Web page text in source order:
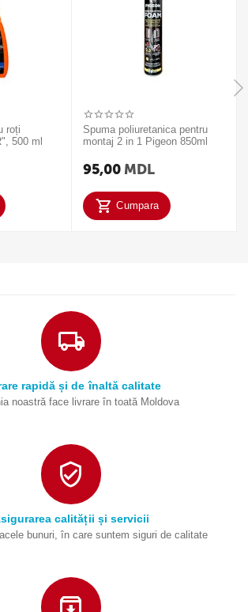
roți
500 ml
Spuma poliuretanica pentru
montaj 2 in 1 Pigeon 850ml
95,00 MDL
Cumpara
rapidă și de înaltă calitate
noastră face livrare în toată Moldova
calității și servicii
bunuri, în care suntem siguri de calitate